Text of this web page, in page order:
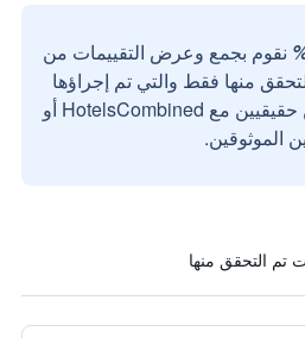
نقوم بجمع وعرض التقييمات من
منها فقط والتي تم إجراؤها
بواسطة مستخدمين حقيقيين مع HotelsCombined أو
الموثوقين.